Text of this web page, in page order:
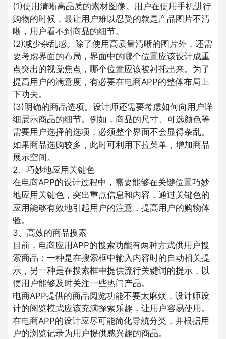
(1)使用清晰高品质的素材图像。用户在使用手机进行
购物的时候，最让用户难以忍受的就是产品图片不清
晰，用户看不到商品的细节。
(2)减少杂乱感。除了使用高质量清晰的图片外，还需
要考虑界面的布局，界面中的哪个位置应该设计成重
点突出的视觉焦点，哪个位置应该被衬托出来。为了
提高用户的满意度，有必要在电商APP的整体布局上
下功夫。
(3)明确的商品选项。设计师还需要考虑如何向用户详
细展示商品的细节。例如，商品的尺寸、可选颜色等
需要用户选择的选项，必须整个界面不会显得杂乱。
如果商品选购较多，此时可利用下拉菜单，增加商品
展示空间。
2、巧妙地应用关键色
在电商APP的设计过程中，需要能够在关键位置巧妙
地应用关键色，突出重点信息和内容，通过关键色的
应用能够有效地引起用户的注意，提高用户的购物体
验。
3、高效的商品搜索
目前，电商应用APP的搜索功能有两种方式供用户搜
索商品：一种是在搜索框中输入内容时的自动相关提
示，另一种是在搜索框中提供流行关键词的提示，以
便用户能够及时关注一些热门产品。
电商APP提供的商品阅览功能不要太麻烦，设计师设
计的阅览模式应该充满探索乐趣，让用户容易使用。
在电商APP的设计应尽可能简化导航分类，并根据用
户的浏览记录为用户提供感兴趣的商品。